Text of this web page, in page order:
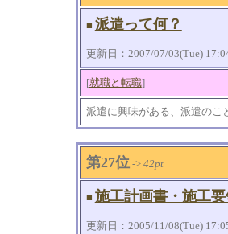
■ 派遣って何？
更新日：2007/07/03(Tue)
[就職と転職]
派遣に興味がある、派遣のこ
第27位-> 42pt
■ 施工計画書・施工要
更新日：2005/11/08(Tue)